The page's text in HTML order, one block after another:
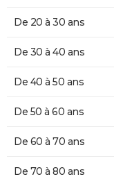
De 20 à 30 ans
De 30 à 40 ans
De 40 à 50 ans
De 50 à 60 ans
De 60 à 70 ans
De 70 à 80 ans